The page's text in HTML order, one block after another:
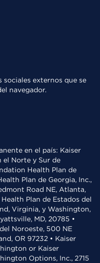
sociales externos que se
navegador.
en el país: Kaiser
el Norte y Sur de
Health Plan de
Plan de Georgia, Inc.,
Road NE, Atlanta,
Plan de Estados del
Virginia, y Washington,
MD, 20785 •
Noroeste, 500 NE
OR 97232 • Kaiser
or Kaiser
Options, Inc., 2715